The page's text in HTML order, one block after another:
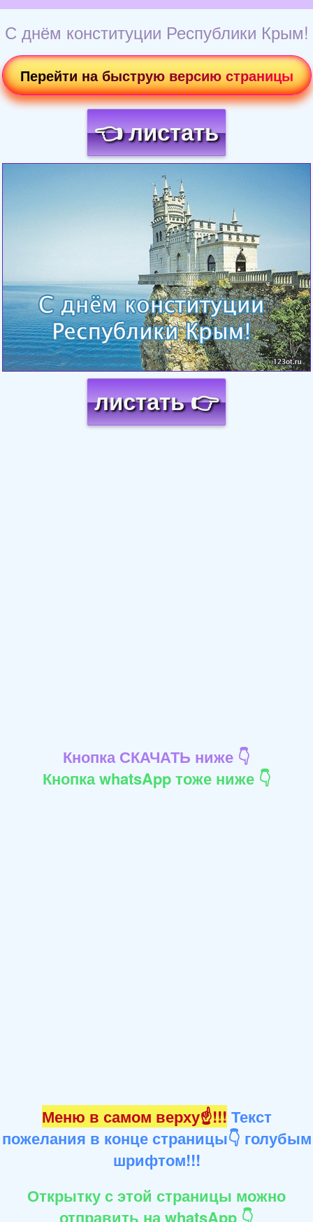
С днём конституции Республики Крым!
Перейти на быструю версию страницы
👈 листать
Загрузка картинки...
листать 👉
Кнопка СКАЧАТЬ ниже 👇
Кнопка whatsApp тоже ниже 👇
Меню в самом верху☝!!! Текст
пожелания в конце страницы👇 голубым
шрифтом!!!
Открытку с этой страницы можно
отправить на whatsApp 👇